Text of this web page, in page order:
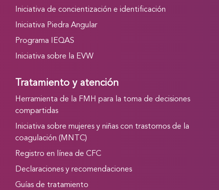
Iniciativa de concientización e identificación
Iniciativa Piedra Angular
Programa IEQAS
Iniciativa sobre la EVW
Tratamiento y atención
Herramienta de la FMH para la toma de decisiones
compartidas
Iniciativa sobre mujeres y niñas con trastornos de la
coagulación (MNTC)
Registro en línea de CFC
Declaraciones y recomendaciones
Guías de tratamiento